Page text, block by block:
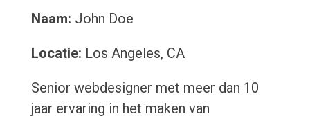
Naam: John Doe
Locatie: Los Angeles, CA
Senior webdesigner met meer dan 10
jaar ervaring in het maken van